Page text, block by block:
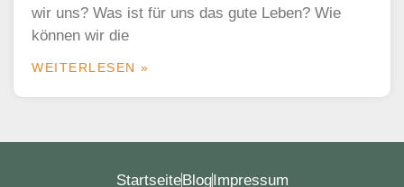
wir uns? Was ist für uns das gute Leben? Wie
können wir die
WEITERLESEN »
StartseiteBlogImpressum